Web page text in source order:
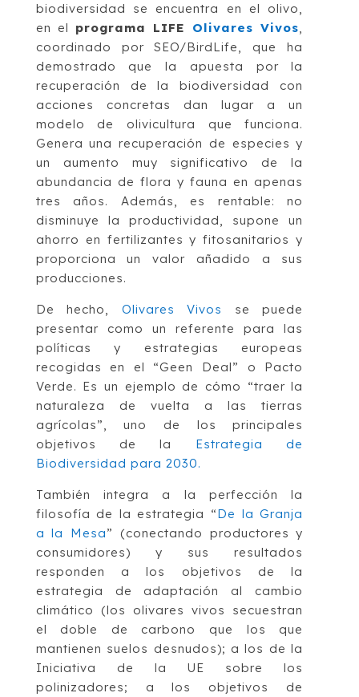
biodiversidad se encuentra en el olivo,
en el programa LIFE Olivares Vivos,
coordinado por SEO/BirdLife, que ha
demostrado que la apuesta por la
recuperación de la biodiversidad con
acciones concretas dan lugar a un
modelo de olivicultura que funciona.
Genera una recuperación de especies y
un aumento muy significativo de la
abundancia de flora y fauna en apenas
tres años. Además, es rentable: no
disminuye la productividad, supone un
ahorro en fertilizantes y fitosanitarios y
proporciona un valor añadido a sus
producciones.
De hecho, Olivares Vivos
se puede
presentar como un referente para las
políticas y estrategias europeas
recogidas en el “Geen Deal” o Pacto
Verde. Es un ejemplo de cómo “traer la
naturaleza de vuelta a las tierras
agrícolas”, uno de los principales
objetivos de la Estrategia de
Biodiversidad para 2030.
También integra a la perfección la
filosofía de la estrategia “De la Granja
a la Mesa” (conectando productores y
consumidores) y sus resultados
responden a los objetivos de la
estrategia de adaptación al cambio
climático (los olivares vivos secuestran
el doble de carbono que los que
mantienen suelos desnudos); a los de la
Iniciativa de la UE sobre los
polinizadores; a los objetivos de